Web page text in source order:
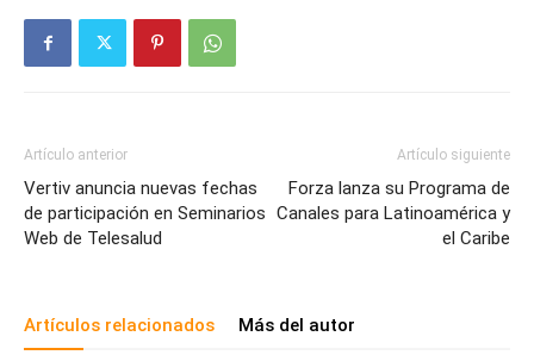
Artículo anterior
Vertiv anuncia nuevas fechas
de participación en Seminarios
Web de Telesalud
Artículo siguiente
Forza lanza su Programa de
Canales para Latinoamérica y
el Caribe
Artículos relacionados Más del autor